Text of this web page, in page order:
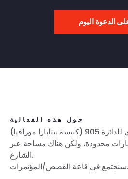
الدعوة اليوم
حول هذه الفعالية
محدودة، ولكن هناك مساحة عبر
الشارع.
سنجتمع في قاعة القصص/المؤتمرات.